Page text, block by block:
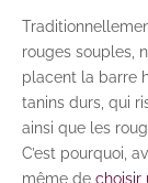
rouges souples,
placent la barre
tanins durs, qui
ainsi que les
C’est pourquoi,
même de choisir